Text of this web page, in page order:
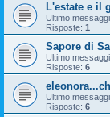
L'estate e il
Ultimo
Risposte: 1
Sapore di
Ultimo
Risposte: 6
Ultimo
Risposte: 6